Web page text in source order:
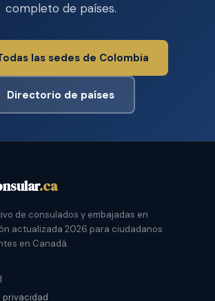
completo de países.
las sedes de Colombia
Directorio de países
.ca
de consulados y embajadas en
actualizada 2026 para ciudadanos
en Canadá.
privacidad